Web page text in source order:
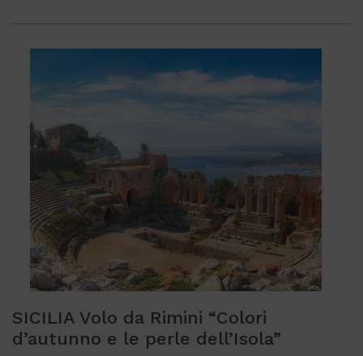
SICILIA Volo da Rimini “Colori
d’autunno e le perle dell’Isola”